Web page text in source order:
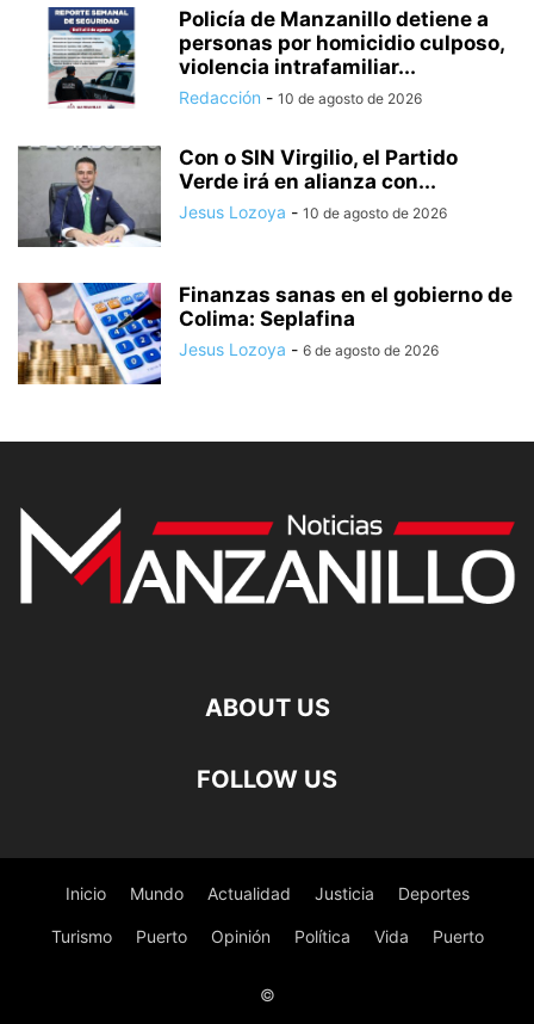
Policía de Manzanillo detiene a
personas por homicidio culposo,
violencia intrafamiliar...
Redacción - 10 de agosto de 2026
Con o SIN Virgilio, el Partido
Verde irá en alianza con...
Jesus Lozoya - 10 de agosto de 2026
Finanzas sanas en el gobierno de
Colima: Seplafina
Jesus Lozoya - 6 de agosto de 2026
ABOUT US
FOLLOW US
Inicio Mundo Actualidad Justicia Deportes
Turismo Puerto Opinión Política Vida Puerto
©